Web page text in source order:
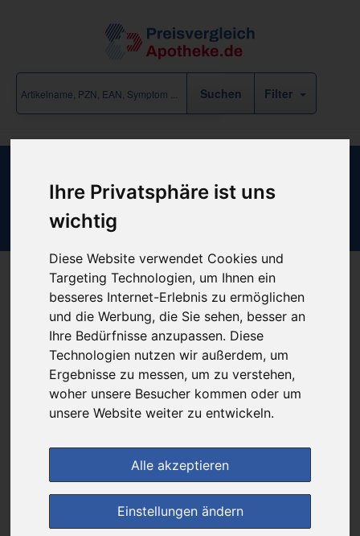
Ihre Privatsphäre ist uns
wichtig
Diese Website verwendet Cookies und
Targeting Technologien, um Ihnen ein
besseres Internet-Erlebnis zu ermöglichen
und die Werbung, die Sie sehen, besser an
Ihre Bedürfnisse anzupassen. Diese
Technologien nutzen wir außerdem, um
Ergebnisse zu messen, um zu verstehen,
woher unsere Besucher kommen oder um
unsere Website weiter zu entwickeln.
Alle akzeptieren
Einstellungen ändern
Filter
Com-Tex Mullkompressen 8-Fach
10x10cm unsteril
Produkt empfehlen
Kein Preis bekannt
Das gewünschte Produkt ist derzeit bei keinem unserer Partner
erhältlich.
(0) Jetzt bewerten!
zur Startseite